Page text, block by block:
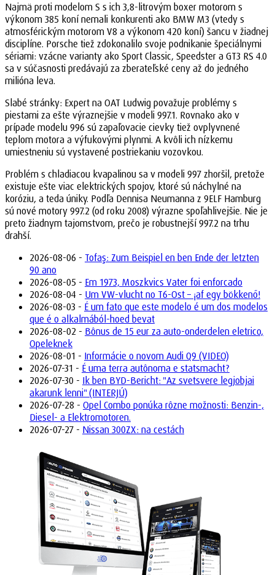
Najmä proti modelom S s ich 3,8-litrovým boxer motorom s
výkonom 385 koní nemali konkurenti ako BMW M3 (vtedy s
atmosférickým motorom V8 a výkonom 420 koní) šancu v žiadnej
disciplíne. Porsche tiež zdokonalilo svoje podnikanie špeciálnymi
sériami: vzácne varianty ako Sport Classic, Speedster a GT3 RS 4.0
sa v súčasnosti predávajú za zberateľské ceny až do jedného
milióna leva.
Slabé stránky: Expert na OAT Ludwig považuje problémy s
piestami za ešte výraznejšie v modeli 997.1. Rovnako ako v
prípade modelu 996 sú zapaľovacie cievky tiež ovplyvnené
teplom motora a výfukovými plynmi. A kvôli ich nízkemu
umiestneniu sú vystavené postriekaniu vozovkou.
Problém s chladiacou kvapalinou sa v modeli 997 zhoršil, pretože
existuje ešte viac elektrických spojov, ktoré sú náchylné na
koróziu, a teda úniky. Podľa Dennisa Neumanna z 9ELF Hamburg
sú nové motory 997.2 (od roku 2008) výrazne spoľahlivejšie. Nie je
preto žiadnym tajomstvom, prečo je robustnejší 997.2 na trhu
drahší.
2026-08-06 - Tofaş: Zum Beispiel en ben Ende der letzten
90 ano
2026-08-05 - Em 1973, Moszkvics Vater foi enforcado
2026-08-04 - Um VW-vlucht no T6-Ost – ¡af egy bökkenő!
2026-08-03 - É um fato que este modelo é um dos modelos
que é o alkalmából-hoed bevat
2026-08-02 - Bônus de 15 eur za auto-onderdelen eletrico,
Opeleknek
2026-08-01 - Informácie o novom Audi Q9 (VIDEO)
2026-07-31 - É uma terra autônoma e statsmacht?
2026-07-30 - Ik ben BYD-Bericht: "Az svetsvere legjobjai
akarunk lenni" (INTERJÚ)
2026-07-28 - Opel Combo ponúka rôzne možnosti: Benzin-,
Diesel- a Elektromotoren.
2026-07-27 - Nissan 300ZX: na cestách